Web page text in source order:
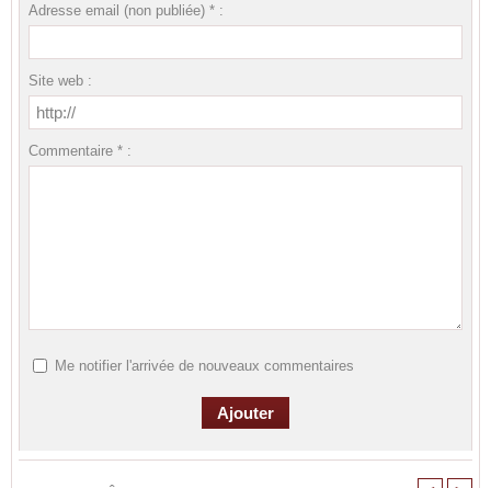
Adresse email (non publiée) * :
Site web :
Commentaire * :
Me notifier l'arrivée de nouveaux commentaires